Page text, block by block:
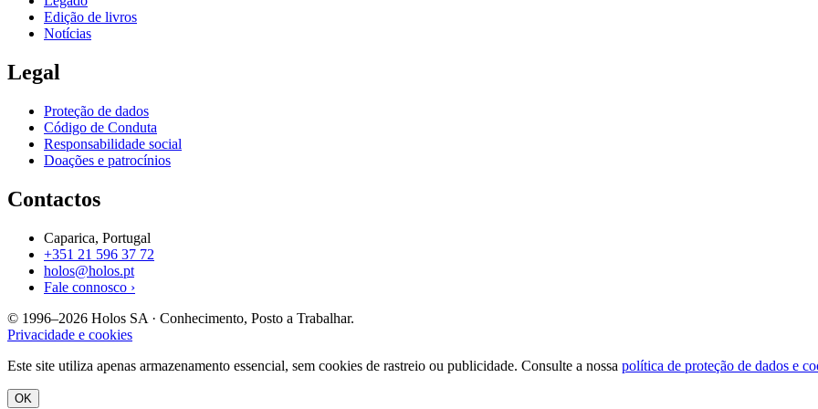
Edição de livros
Notícias
Legal
Proteção de dados
Código de Conduta
Responsabilidade social
Doações e patrocínios
Contactos
Caparica, Portugal
+351 21 596 37 72
holos@holos.pt
Fale connosco ›
© 1996–2026 Holos SA · Conhecimento, Posto a Trabalhar.
Privacidade e cookies
Este site utiliza apenas armazenamento essencial, sem cookies de rastreio ou publicidade. Consulte a nossa política de proteção de dados e
OK